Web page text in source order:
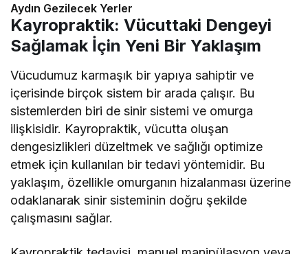
Aydın Gezilecek Yerler
Kayropraktik: Vücuttaki Dengeyi
Sağlamak İçin Yeni Bir Yaklaşım
Vücudumuz karmaşık bir yapıya sahiptir ve
içerisinde birçok sistem bir arada çalışır. Bu
sistemlerden biri de sinir sistemi ve omurga
ilişkisidir. Kayropraktik, vücutta oluşan
dengesizlikleri düzeltmek ve sağlığı optimize
etmek için kullanılan bir tedavi yöntemidir. Bu
yaklaşım, özellikle omurganın hizalanması üzerine
odaklanarak sinir sisteminin doğru şekilde
çalışmasını sağlar.